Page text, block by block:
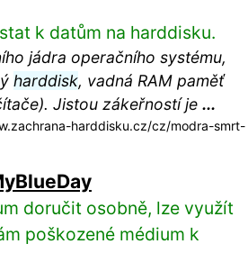
k datům na harddisku.
jádra operačního systému,
harddisk, vadná RAM paměť
Jistou zákeřností je ...
harddisku.cz/cz/modra-smrt-
doručit osobně, lze využít
poškozené médium k